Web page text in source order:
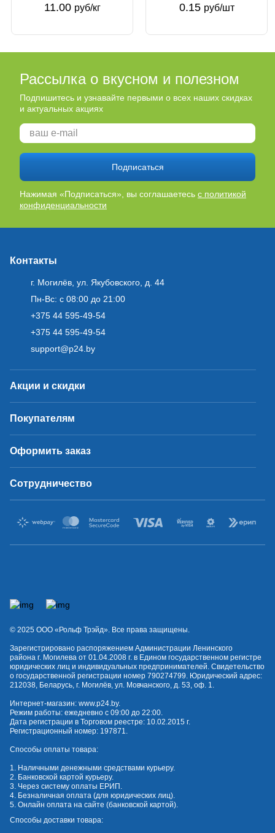
11.00 руб/кг 0.15 руб/шт
Рассылка о вкусном и полезном
Подпишитесь и узнавайте первыми о всех наших скидках
и актуальных акциях
Подписаться
Нажимая «Подписаться», вы соглашаетесь с политикой
конфиденциальности
Контакты
г. Могилёв, ул. Якубовского, д. 44
Пн-Вс: с 08:00 до 21:00
+375 44 595-49-54
+375 44 595-49-54
support@p24.by
Акции и скидки
Покупателям
Оформить заказ
Сотрудничество
© 2025 OOO «Рольф Трэйд». Все права защищены.
Зарегистрировано распоряжением Администрации Ленинского
района г. Могилева от 01.04.2008 г. в Едином государственном регистре
юридических лиц и индивидуальных предпринимателей. Свидетельство
о государственной регистрации номер 790274799. Юридический адрес:
212038, Беларусь, г. Могилёв, ул. Мовчанского, д. 53, оф. 1.
Интернет-магазин: www.p24.by.
Режим работы: ежедневно с 09:00 до 22:00.
Дата регистрации в Торговом реестре: 10.02.2015 г.
Регистрационный номер: 197871.
Способы оплаты товара:
1. Наличными денежными средствами курьеру.
2. Банковской картой курьеру.
3. Через систему оплаты ЕРИП.
4. Безналичная оплата (для юридических лиц).
5. Онлайн оплата на сайте (банковской картой).
Способы доставки товара: